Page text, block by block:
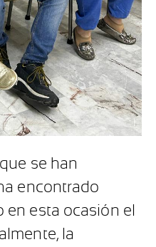
se han
encontrado
en esta ocasión el
la